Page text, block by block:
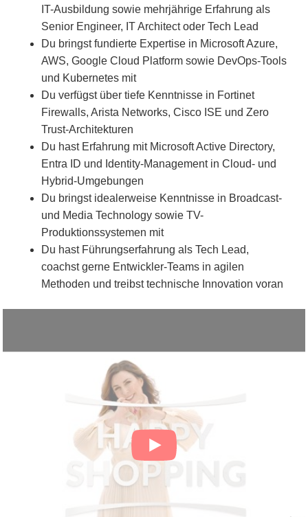
IT-Ausbildung sowie mehrjährige Erfahrung als
Senior Engineer, IT Architect oder Tech Lead
Du bringst fundierte Expertise in Microsoft Azure,
AWS, Google Cloud Platform sowie DevOps-Tools
und Kubernetes mit
Du verfügst über tiefe Kenntnisse in Fortinet
Firewalls, Arista Networks, Cisco ISE und Zero
Trust-Architekturen
Du hast Erfahrung mit Microsoft Active Directory,
Entra ID und Identity-Management in Cloud- und
Hybrid-Umgebungen
Du bringst idealerweise Kenntnisse in Broadcast-
und Media Technology sowie TV-
Produktionssystemen mit
Du hast Führungserfahrung als Tech Lead,
coachst gerne Entwickler-Teams in agilen
Methoden und treibst technische Innovation voran